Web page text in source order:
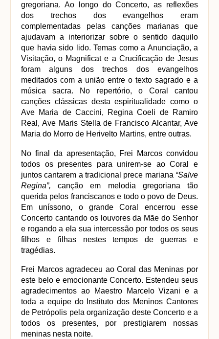
gregoriana. Ao longo do Concerto, as reflexões
dos trechos dos evangelhos eram
complementadas pelas canções marianas que
ajudavam a interiorizar sobre o sentido daquilo
que havia sido lido. Temas como a Anunciação, a
Visitação, o Magnificat e a Crucificação de Jesus
foram alguns dos trechos dos evangelhos
meditados com a união entre o texto sagrado e a
música sacra. No repertório, o Coral cantou
canções clássicas desta espiritualidade como o
Ave Maria de Caccini, Regina Coeli de Ramiro
Real, Ave Maris Stella de Francisco Alcantar, Ave
Maria do Morro de Herivelto Martins, entre outras.
No final da apresentação, Frei Marcos convidou
todos os presentes para unirem-se ao Coral e
juntos cantarem a tradicional prece mariana “Salve
Regina”, canção em melodia gregoriana tão
querida pelos franciscanos e todo o povo de Deus.
Em uníssono, o grande Coral encerrou esse
Concerto cantando os louvores da Mãe do Senhor
e rogando a ela sua intercessão por todos os seus
filhos e filhas nestes tempos de guerras e
tragédias.
Frei Marcos agradeceu ao Coral das Meninas por
este belo e emocionante Concerto. Estendeu seus
agradecimentos ao Maestro Marcelo Vizani e a
toda a equipe do Instituto dos Meninos Cantores
de Petrópolis pela organização deste Concerto e a
todos os presentes, por prestigiarem nossas
meninas nesta noite.